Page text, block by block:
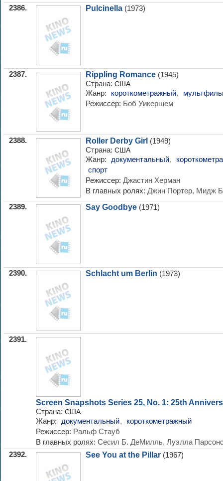
2386. Pulcinella (1973)
2387. Rippling Romance (1945)
Страна: США
Жанр: короткометражный,
Режиссер: Боб Уикершем
2388. Roller Derby Girl (1949)
Страна: США
Жанр: документальный,
спорт
Режиссер: Джастин Херман
В главных ролях: Джин Портер, Мидж
2389. Say Goodbye (1971)
2390. Schlacht um Berlin (1973)
2391.
Screen Snapshots Series 25, No. 1: 25th
Страна: США
Жанр: документальный,
короткометражный
Режиссер: Ральф Стауб
В главных ролях: Сесил Б. ДеМилль, Луэлла
2392. See You at the Pillar (1967)